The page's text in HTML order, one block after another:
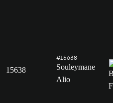
15638
#15638
Souleymane
Alio